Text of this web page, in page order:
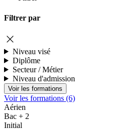
Filtrer par
Niveau visé
Diplôme
Secteur / Métier
Niveau d'admission
Voir les formations (6)
Aérien
Bac + 2
Initial